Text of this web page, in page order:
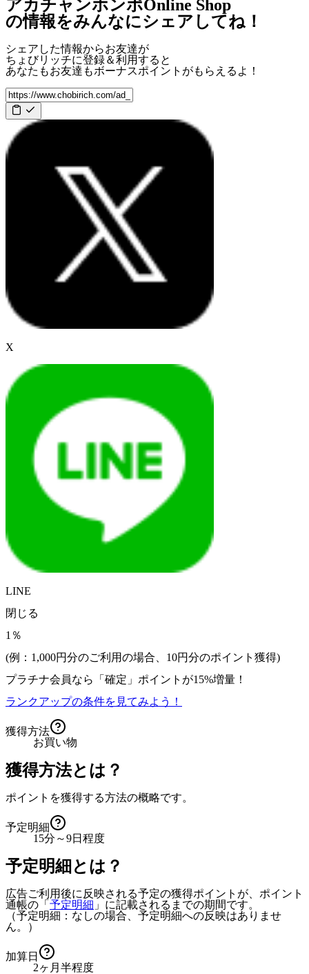
アカチャンホンポOnline Shop
の情報をみんなにシェアしてね！
シェアした情報からお友達が
ちょびリッチに登録＆利用すると
あなたもお友達もボーナスポイント がもらえるよ！
X
LINE
閉じる
1％
(例：1,000円分のご利用の場合、 10円分のポイント獲得)
プラチナ会員なら
「確定」 ポイントが15%増量！
ランクアップの条件を見てみよう！
獲得方法
お買い物
獲得方法とは？
ポイントを獲得する方法の概略です。
予定明細
15分～9日程度
予定明細とは？
広告ご利用後に反映される予定の獲得ポイントが、ポイント
通帳の「 予定明細 」に記載されるまでの期間です。
（予定明細：なしの場合、予定明細への反映はありませ
ん。）
加算日
2ヶ月半程度